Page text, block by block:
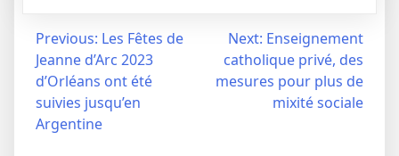
Navigation
l’article
Previous: Les Fêtes de
Jeanne d’Arc 2023
d’Orléans ont été
suivies jusqu’en
Argentine
Next: Enseignement
catholique privé, des
mesures pour plus de
mixité sociale